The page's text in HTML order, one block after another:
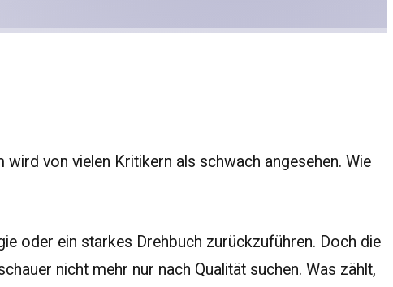
von vielen Kritikern als schwach angesehen. Wie
oder ein starkes Drehbuch zurückzuführen. Doch die
nicht mehr nur nach Qualität suchen. Was zählt,